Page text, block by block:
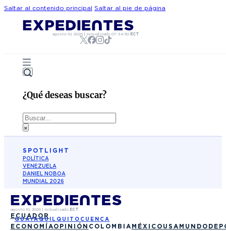
Saltar al contenido principal Saltar al pie de página
agosto 10, 2026 |Actualizado07:34:50 ECT
¿Qué deseas buscar?
Buscar
×
SPOTLIGHT
POLÍTICA
VENEZUELA
DANIEL NOBOA
MUNDIAL 2026
agosto 10, 2026| Actualizado ECT
ECUADOR
GUAYAQUIL QUITO CUENCA
ECONOMÍAOPINIÓN COLOMBIA MÉXICO USA MUNDO